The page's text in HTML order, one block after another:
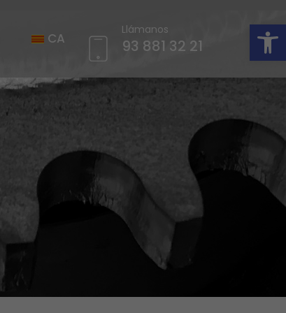
Abrir barra de herramientas
CA
Llámanos
93 881 32 21